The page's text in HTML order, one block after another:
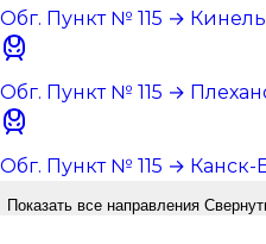
Обг. Пункт № 115 → Кинель
Обг. Пункт № 115 →
Обг. Пункт № 115 →
Показать все направления